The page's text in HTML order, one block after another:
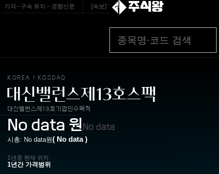
···구속 유지 - 경향신문 [속보] ’역대급 폭염’ 프로야구 주말까지 중단 - 연합
주식왕
KOREA / KOSDAQ
대신밸런스제13호스팩
대신밸런스제13호기업인수목적
No data 원No data
시총: No data원( No data)
1년중 현재 위치